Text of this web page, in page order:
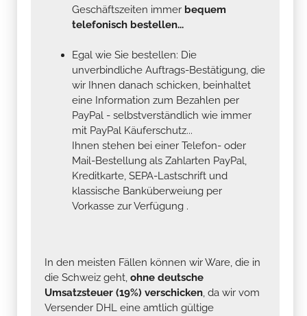
Geschäftszeiten immer bequem
telefonisch bestellen...
Egal wie Sie bestellen: Die
unverbindliche Auftrags-Bestätigung, die
wir Ihnen danach schicken, beinhaltet
eine Information zum Bezahlen per
PayPal - selbstverständlich wie immer
mit PayPal Käuferschutz...
Ihnen stehen bei einer Telefon- oder
Mail-Bestellung als Zahlarten PayPal,
Kreditkarte, SEPA-Lastschrift und
klassische Banküberweiung per
Vorkasse zur Verfügung .
In den meisten Fällen können wir Ware, die in
die Schweiz geht, ohne deutsche
Umsatzsteuer (19%) verschicken, da wir vom
Versender DHL eine amtlich gültige